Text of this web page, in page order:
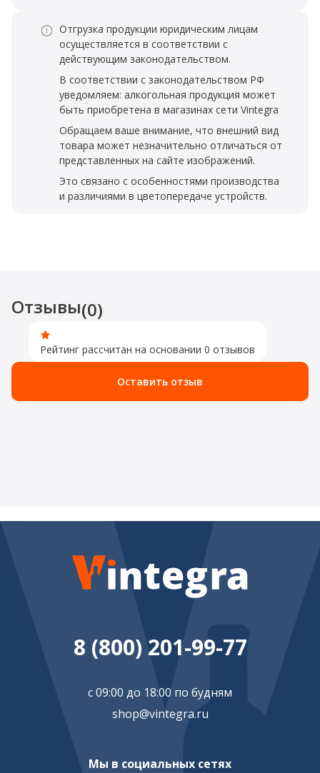
Отгрузка продукции юридическим лицам
осуществляется в соответствии с
действующим законодательством.
В соответствии с законодательством РФ
уведомляем: алкогольная продукция может
быть приобретена в магазинах сети Vintegra
Обращаем ваше внимание, что внешний вид
товара может незначительно отличаться от
представленных на сайте изображений.
Это связано с особенностями производства
и различиями в цветопередаче устройств.
Отзывы(0)
Рейтинг рассчитан на основании 0 отзывов
Оставить отзыв
8 (800) 201-99-77
с 09:00 до 18:00 по будням
shop@vintegra.ru
Мы в социальных сетях